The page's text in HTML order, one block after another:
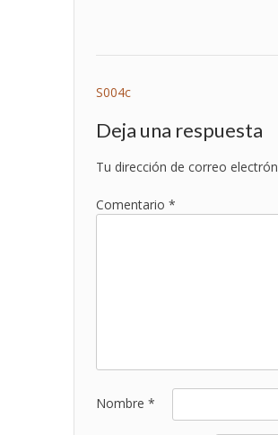
Navegación
de
entradas
S004c
Deja una respuesta
Tu dirección de correo
Comentario *
Nombre *